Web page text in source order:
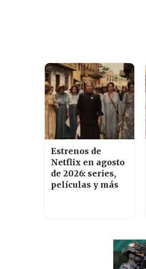
Estrenos de
Netflix en agosto
de 2026: series,
películas y más